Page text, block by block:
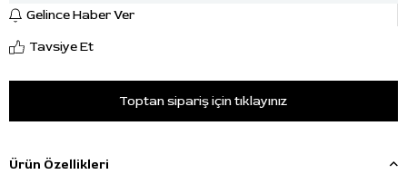
Gelince Haber Ver
Tavsiye Et
Toptan sipariş için tıklayınız
Ürün Özellikleri